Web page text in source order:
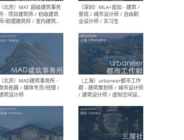
（杭州/青岛/上海/厦门/重
庆/成都）gad杰地设计 - 建
筑 / 设备 / 城市设计 / 室内 /
幕墙 / BIM / 成本 / 工程 / 运
营 / 品牌 / 观点views / 实习
等